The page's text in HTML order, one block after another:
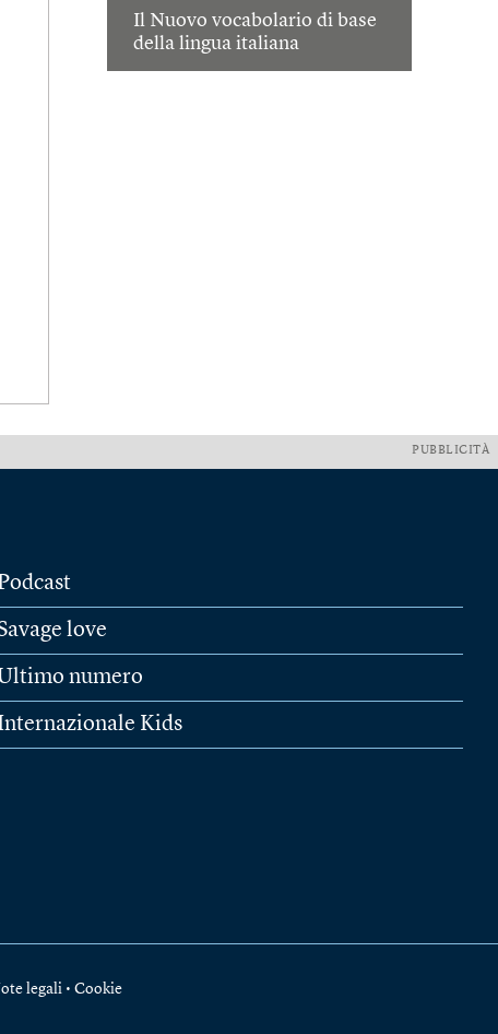
Il Nuovo vocabolario di base
della lingua italiana
PUBBLICITÀ
love
Ultimo numero
Kids
legali • Cookie